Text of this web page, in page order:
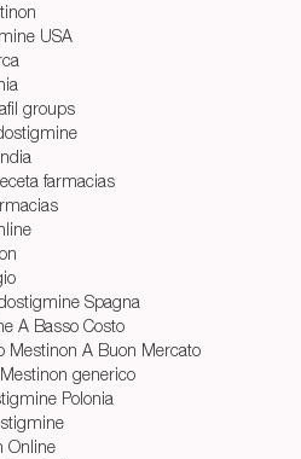
USA
groups
farmacias
Spagna
A Basso Costo
Mestinon A Buon Mercato
generico
Polonia
Online